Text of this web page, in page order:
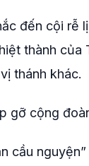
đến cội rễ
thành
thánh khác.
gỡ cộng
cầu nguyện”